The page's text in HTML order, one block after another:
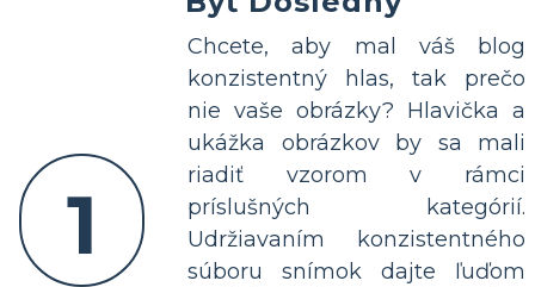
1
Chcete, aby mal váš blog
konzistentný hlas, tak prečo
nie vaše obrázky? Hlavička a
ukážka obrázkov by sa mali
riadiť vzorom v rámci
príslušných kategórií.
Udržiavaním konzistentného
súboru snímok dajte ľuďom